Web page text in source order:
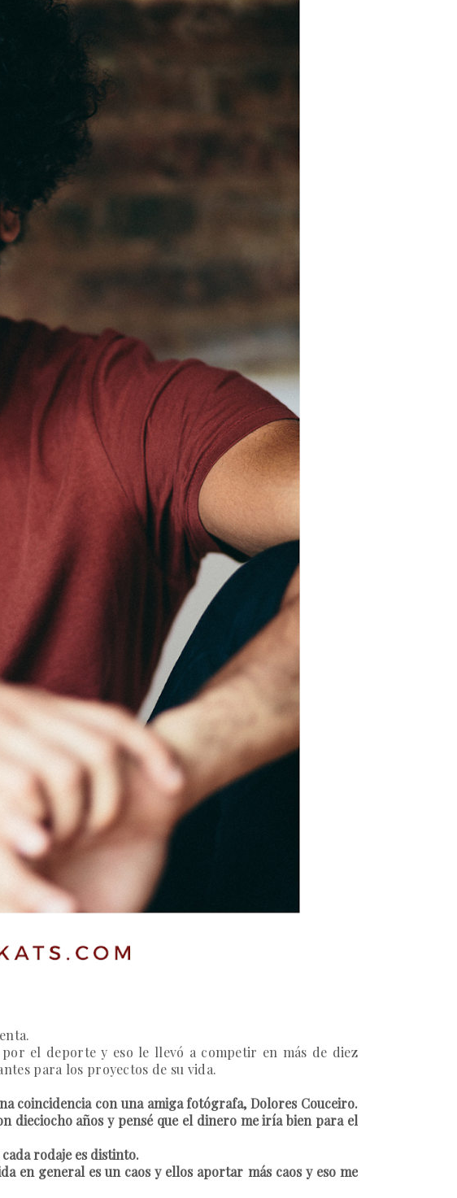
el deporte y eso le llevó a competir en más de diez
para los proyectos de su vida.
coincidencia con una amiga fotógrafa, Dolores Couceiro.
dieciocho años y pensé que el dinero me iría bien para el
rodaje es distinto.
en general es un caos y ellos aportar más caos y eso me